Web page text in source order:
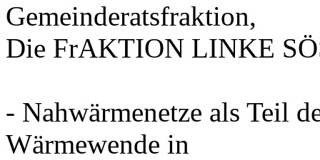
Gemeinderatsfraktion,
Die FrAKTION LINKE
- Nahwärmenetze als Teil
Wärmewende in